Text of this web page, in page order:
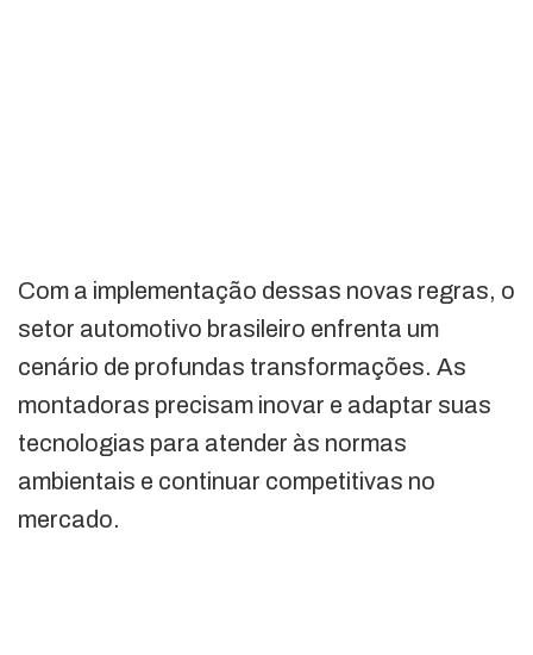
Com a implementação dessas novas regras, o
setor automotivo brasileiro enfrenta um
cenário de profundas transformações. As
montadoras precisam inovar e adaptar suas
tecnologias para atender às normas
ambientais e continuar competitivas no
mercado.